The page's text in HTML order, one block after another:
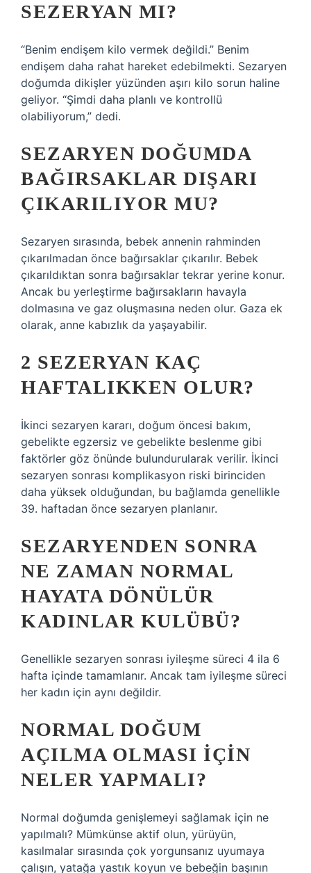
SEZERYAN MI?
“Benim endişem kilo vermek değildi.” Benim
endişem daha rahat hareket edebilmekti. Sezaryen
doğumda dikişler yüzünden aşırı kilo sorun haline
geliyor. “Şimdi daha planlı ve kontrollü
olabiliyorum,” dedi.
SEZARYEN DOĞUMDA
BAĞIRSAKLAR DIŞARI
ÇIKARILIYOR MU?
Sezaryen sırasında, bebek annenin rahminden
çıkarılmadan önce bağırsaklar çıkarılır. Bebek
çıkarıldıktan sonra bağırsaklar tekrar yerine konur.
Ancak bu yerleştirme bağırsakların havayla
dolmasına ve gaz oluşmasına neden olur. Gaza ek
olarak, anne kabızlık da yaşayabilir.
2 SEZERYAN KAÇ
HAFTALIKKEN OLUR?
İkinci sezaryen kararı, doğum öncesi bakım,
gebelikte egzersiz ve gebelikte beslenme gibi
faktörler göz önünde bulundurularak verilir. İkinci
sezaryen sonrası komplikasyon riski birinciden
daha yüksek olduğundan, bu bağlamda genellikle
39. haftadan önce sezaryen planlanır.
SEZARYENDEN SONRA
NE ZAMAN NORMAL
HAYATA DÖNÜLÜR
KADINLAR KULÜBÜ?
Genellikle sezaryen sonrası iyileşme süreci 4 ila 6
hafta içinde tamamlanır. Ancak tam iyileşme süreci
her kadın için aynı değildir.
NORMAL DOĞUM
AÇILMA OLMASI IÇIN
NELER YAPMALI?
Normal doğumda genişlemeyi sağlamak için ne
yapılmalı? Mümkünse aktif olun, yürüyün,
kasılmalar sırasında çok yorgunsanız uyumaya
çalışın, yatağa yastık koyun ve bebeğin başının